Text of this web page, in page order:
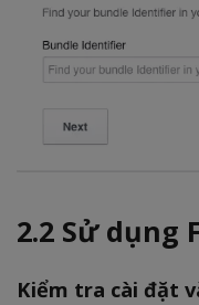
2.2 Sử dụng
Kiểm tra cài đặt